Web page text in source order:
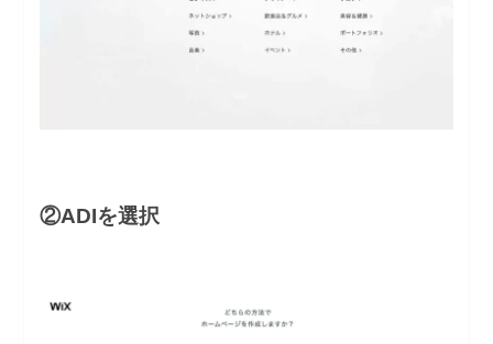
②ADIを選択